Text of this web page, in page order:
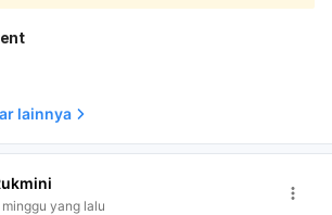
lebih nyaman untuk orangtua. Pilih yang
berat badan, kenyamanan, dan
lainnya
yang lalu